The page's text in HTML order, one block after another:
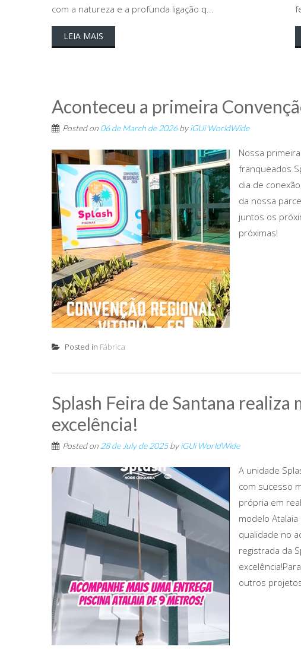
com a natureza e a profunda ligação q...
LEIA MAIS
Aconteceu a primeira
Posted on 06 de March de 2026byiGUi WorldWide
Nossa
franqueados
dia de
da nossa
juntos os
próximas!
Posted in Fábrica
Splash Feira de Santana realiza
excelência!
Posted on 28 de July de 2025byiGUi WorldWide
A unidade
com sucesso
própria em
modelo
qualidade no
registrada da
outros